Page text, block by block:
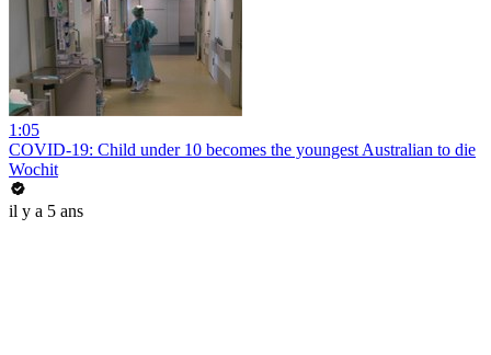
1:05
COVID-19: Child under 10 becomes the youngest Australian to die
Wochit
il y a 5 ans